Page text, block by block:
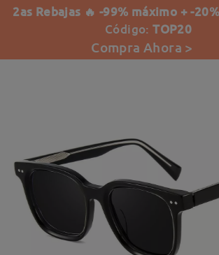
2as Rebajas 🔥 -99% máximo + -
Código:TOP20
Compra Ahora >